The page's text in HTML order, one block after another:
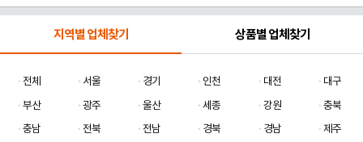
지역별 업체찾기 상품별 업체찾기
전체 서울 경기 인천 대전
대구
부산
광주 울산 세종 강원
충북
충남
전북 전남 경북 경남 제주